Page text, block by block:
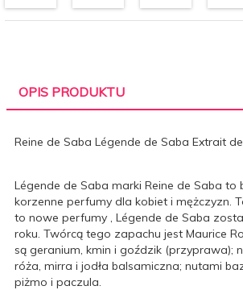
OPIS PRODUKTU
Reine de Saba Légende de Saba Extrait
Légende de Saba marki Reine de Saba to
korzenne perfumy dla kobiet i mężczyzn.
to nowe perfumy , Légende de Saba
roku. Twórcą tego zapachu jest Maurice
są geranium, kmin i goździk (przyprawa);
róża, mirra i jodła balsamiczna; nutami
piżmo i paczula.